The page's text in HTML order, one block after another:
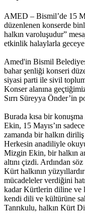
AMED – Bismil’de 15
düzenlenen konserde
halkın varoluşudur”
etkinlik halaylarla
Amed'in Bismil
bahar şenliği konseri
siyasi parti ile sivil
Konser alanına
Sırrı Süreyya Önder’in
Burada kısa bir
Ekin, 15 Mayıs’ın
zamanda bir halkın
Herkesin anadiliyle
Mizgin Ekin, bir halkın
altını çizdi. Ardından
Kürt halkının
mücadeleler verdiğini
kadar Kürtlerin diline ve
kendi dili ve kültürüne
Tanrıkulu, halkın Kürt